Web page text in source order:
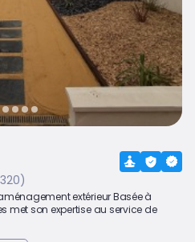
extérieur Basée à
met son expertise au service de